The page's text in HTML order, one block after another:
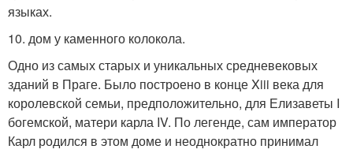
языках.
10. дом у каменного колокола.
Одно из самых старых и уникальных средневековых
зданий в Праге. Было построено в конце Xiii века для
королевской семьи, предположительно, для Елизаветы I
богемской, матери карла IV. По легенде, сам император
Карл родился в этом доме и неоднократно принимал